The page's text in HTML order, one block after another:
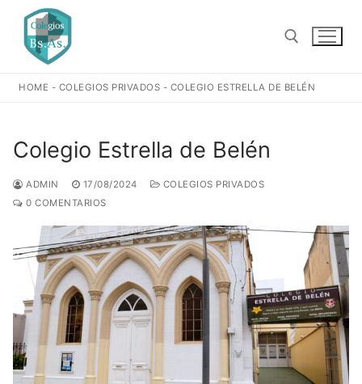
contenido
HOME - COLEGIOS PRIVADOS - COLEGIO ESTRELLA DE BELÉN
Colegio Estrella de Belén
ADMIN 17/08/2024
COLEGIOS PRIVADOS
0 COMENTARIOS